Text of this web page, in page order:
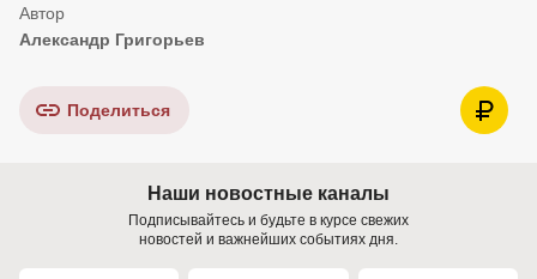
Александр Григорьев
Поделиться
Наши новостные каналы
Подписывайтесь и будьте в курсе свежих
новостей и важнейших событиях дня.